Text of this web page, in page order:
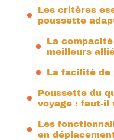
Les critères
poussette
La
meilleurs
La facilité de
Poussette du
voyage : faut-il
Les
en